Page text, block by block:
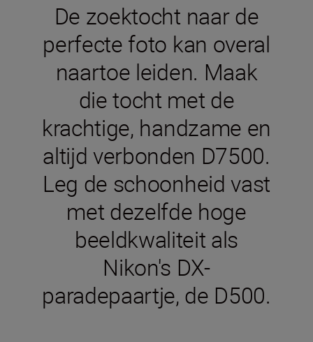
De zoektocht naar de
perfecte foto kan overal
naartoe leiden. Maak
die tocht met de
krachtige, handzame en
altijd verbonden D7500.
Leg de schoonheid vast
met dezelfde hoge
beeldkwaliteit als
Nikon's DX-
paradepaartje, de D500.